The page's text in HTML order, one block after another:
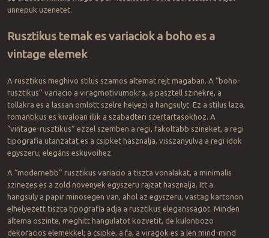
unnepuk uzenetet.
Rusztikus temak es variaciok a boho es a
vintage elemek
A rusztikus meghivo stilus szamos altemat rejt magaban. A “boho-
rusztikus” variacio a viragmotivumokra, a pasztell szinekre, a
tollakra es a lassan omlott szelre helyezi a hangsulyt. Ez a stilus laza,
romantikus es kivaloan illik a szabadteri szertartasokhoz. A
“vintage-rusztikus” ezzel szemben a regi, fakoltabb szineket, a regi
tipografia utanzatat es a csipket hasznalja, visszanyulva a regi idok
egyszeru, elegáns eskuvoihez.
A “modernebb” rusztikus variacio a tiszta vonalakat, a minimalis
szinezes es a zold novenyek egyszeru rajzat hasznalja. Itt a
hangsuly a papir minosegen van, ahol az egyszeru, vastag kartonon
elhelyezett tiszta tipografia adja a rusztikus eleganssagot. Minden
altema oszinte, meghitt hangulatot kozvetit, de kulonbozo
dekoracios elemekkel; a csipke, a fa, a viragok es a len mind-mind